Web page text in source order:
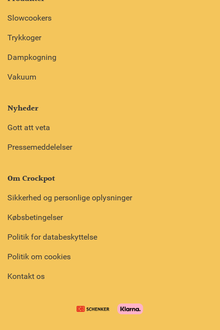
Slowcookers
Trykkoger
Dampkogning
Vakuum
Nyheder
Gott att veta
Pressemeddelelser
Om Crockpot
Sikkerhed og personlige oplysninger
Købsbetingelser
Politik for databeskyttelse
Politik om cookies
Kontakt os